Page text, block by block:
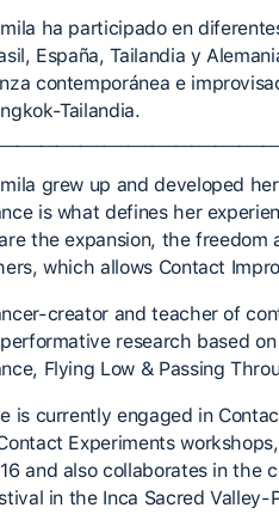
ha participado en
España, Tailandia y
contemporánea e
Tailandia.
grew up and developed
is what defines her
the expansion, the
which allows Contact
creator and teacher of
research based
Flying Low & Passing
is currently engaged in
Experiments
and also collaborates in the
in the Inca Sacred Valley-